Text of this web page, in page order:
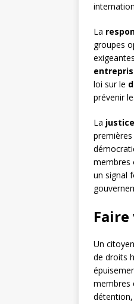
La
groupes
loi sur le
prévenir
La
membres
un signal
Un
de droits
membres
détention,